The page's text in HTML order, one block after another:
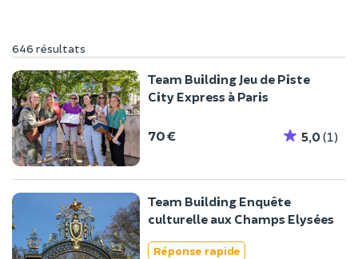
646 résultats
Team Building Jeu de Piste
City Express à Paris
70 € 5,0(1)
Team Building Enquête
culturelle aux Champs Elysées
Réponse rapide